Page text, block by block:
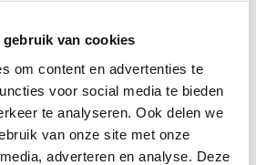
gebruik van cookies
om content en advertenties te
voor social media te bieden
te analyseren. Ook delen we
van onze site met onze
adverteren en analyse. Deze